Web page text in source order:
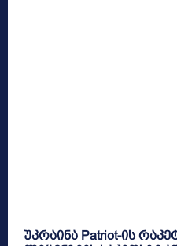
უკრაინა Patriot-ის